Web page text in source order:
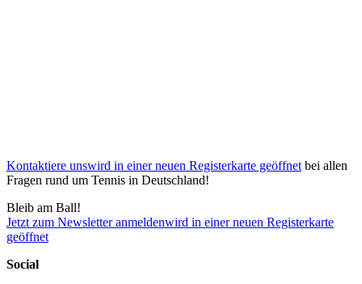
Kontaktiere unswird in einer neuen Registerkarte geöffnet bei allen
Fragen rund um Tennis in Deutschland!
Bleib am Ball!
Jetzt zum Newsletter anmeldenwird in einer neuen Registerkarte
geöffnet
Social